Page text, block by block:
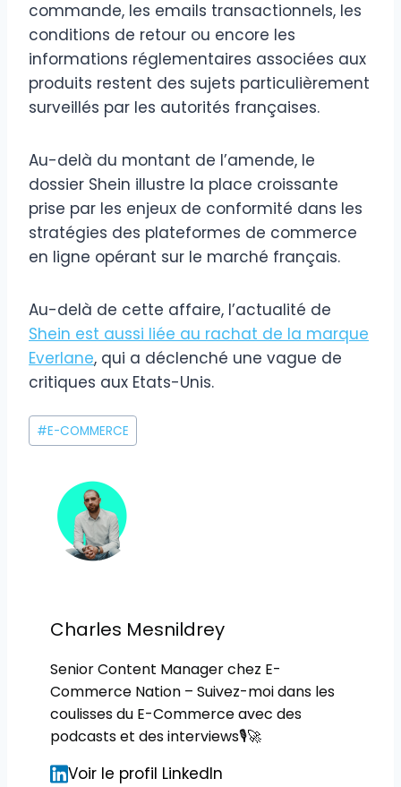
commande, les emails transactionnels, les
conditions de retour ou encore les
informations réglementaires associées aux
produits restent des sujets particulièrement
surveillés par les autorités françaises.
Au-delà du montant de l’amende, le
dossier Shein illustre la place croissante
prise par les enjeux de conformité dans les
stratégies des plateformes de commerce
en ligne opérant sur le marché français.
Au-delà de cette affaire, l’actualité de
Shein est aussi liée au rachat de la marque
Everlane, qui a déclenché une vague de
critiques aux Etats-Unis.
Étiquettes
de
publication :
#E-COMMERCE
Charles Mesnildrey
Senior Content Manager chez E-
Commerce Nation – Suivez-moi dans les
coulisses du E-Commerce avec des
podcasts et des interviews🎙🚀
Voir le profil LinkedIn